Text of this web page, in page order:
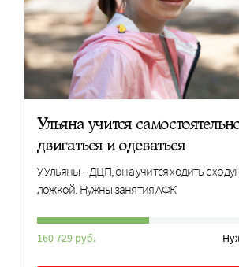
Ульяна учится
двигаться и одеваться
У Ульяны – ДЦП, она учится ходить с
ложкой. Нужны занятия АФК
160 729 руб.